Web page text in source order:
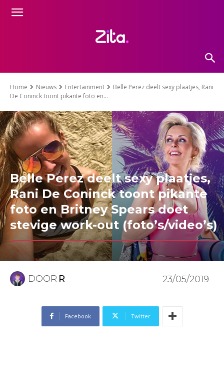
Home Nieuws Entertainment
Belle Perez deelt sexy plaatjes, Rani
De Coninck toont pikante foto en...
Belle Perez deelt sexy plaatjes,
Rani De Coninck toont pikante
foto en Britney Spears doet
stevige work-out (foto’s/video’s)
DOOR R 23/05/2019
Facebook Twitter